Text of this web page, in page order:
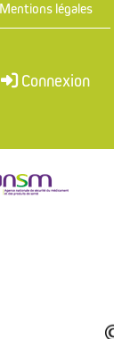
Mentions légales
Connexion